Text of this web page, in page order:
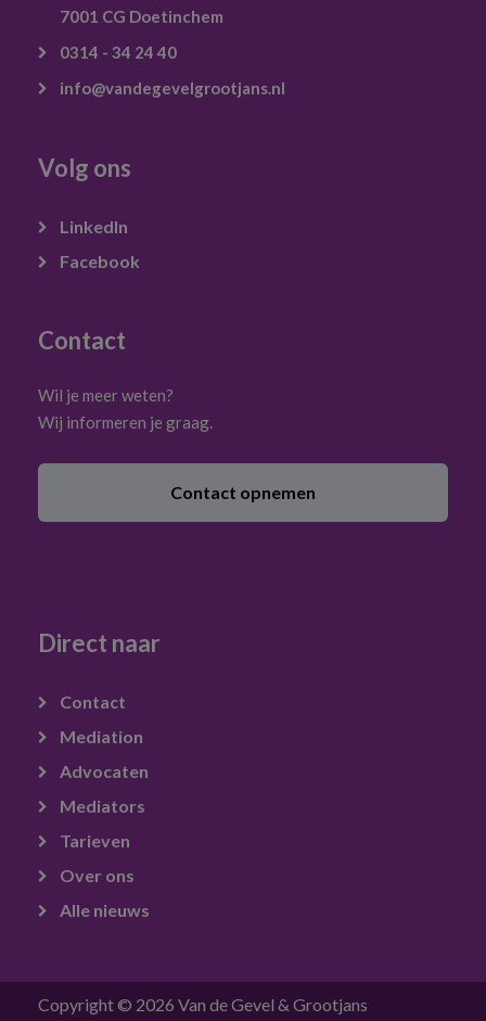
7001 CG Doetinchem
0314 - 34 24 40
info@vandegevelgrootjans.nl
Volg ons
LinkedIn
Facebook
Contact
Wil je meer weten?
Wij informeren je graag.
Contact opnemen
Direct naar
Contact
Mediation
Advocaten
Mediators
Tarieven
Over ons
Alle nieuws
Copyright © 2026 Van de Gevel & Grootjans